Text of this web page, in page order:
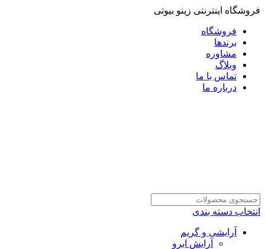
فروشگاه اینترنتی زینو بیوتی
فروشگاه
برندها
مشاوره
وبلاگ
تماس با ما
درباره ما
انتخاب دسته بندی
آرایشی و گریم
آرایش ابرو